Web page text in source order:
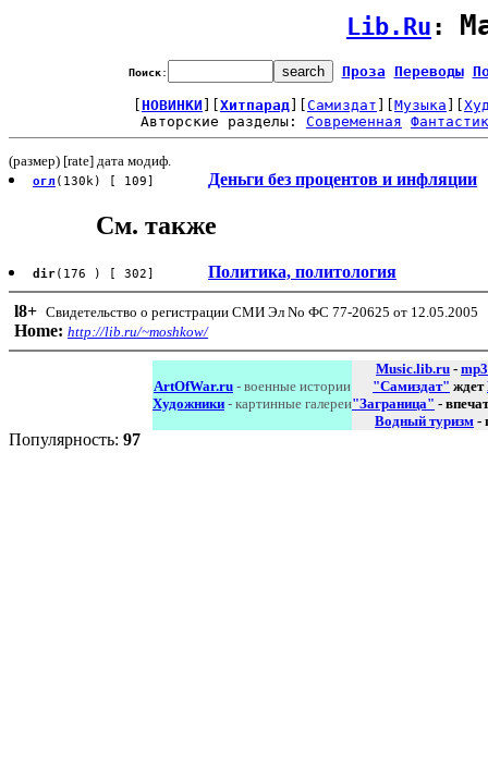
Lib.Ru :
Поиск: Проза Переводы
НОВИНКИ Хитпарад Самиздат Музыка
Авторские разделы: Современная
(размер) [rate] дата модиф.
огл (130k) [ 109] Деньги без процентов и инфляции
См. также
dir(176 ) [ 302] Политика, политология
l8+ Свидетельство о регистрации СМИ Эл No ФС 77-20625 от 12.05.2005
Home: http://lib.ru/~moshkow/
ArtOfWar.ru - военные истории
Художники - картинные галереи
Music.lib.ru - mp3
"Самиздат" ждет
"Заграница" -
Водный туризм -
Популярность: 97